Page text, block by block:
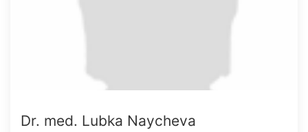
Dr. med. Lubka Naycheva